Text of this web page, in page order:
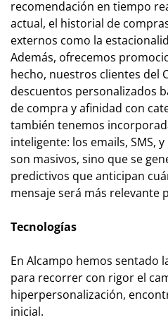
recomendación en tiempo
actual, el historial de
externos como la
Además, ofrecemos
hecho, nuestros clientes del
descuentos personalizados
de compra y afinidad con
también tenemos
inteligente: los emails, SMS,
son masivos, sino que se
predictivos que anticipan
mensaje será más relevante
Tecnologías
En Alcampo hemos sentado
para recorrer con rigor el
hiperpersonalización,
inicial.